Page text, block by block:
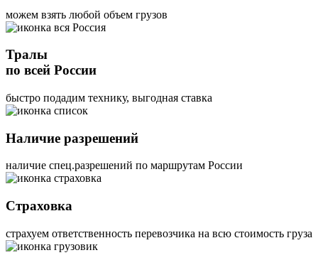
можем взять любой объем грузов
Тралы
по всей России
быстро подадим технику, выгодная ставка
Наличие разрешений
наличие спец.разрешений по маршрутам России
Страховка
страхуем ответственность перевозчика на всю стоимость груза